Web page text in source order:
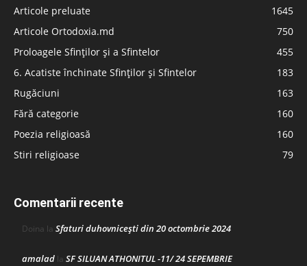
Articole preluate
1645
Articole Ortodoxia.md
750
Proloagele Sfinților și a Sfintelor
455
6. Acatiste închinate Sfinților și Sfintelor
183
Rugăciuni
163
Fără categorie
160
Poezia religioasă
160
Stiri religioase
79
Comentarii recente
Doina la Sfaturi duhovnicești din 20 octombrie 2024
amalad la SF SILUAN ATHONITUL -11/ 24 SEPEMBRIE